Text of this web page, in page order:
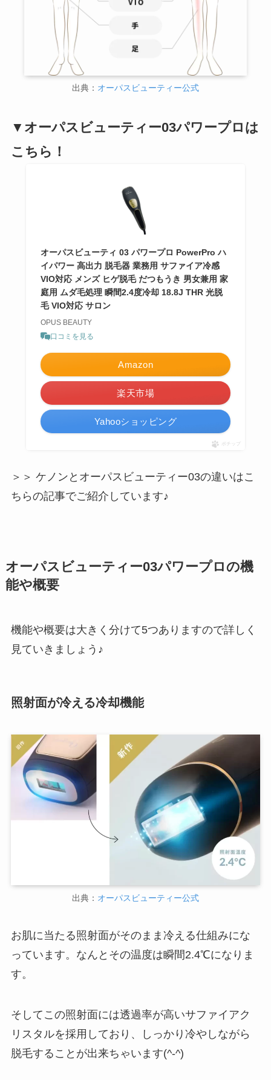
出典： オーパスビューティー公式
▼オーパスビューティー03パワープロは
こちら！
オーパスビューティ 03 パワープロ PowerPro ハ
イパワー 高出力 脱毛器 業務用 サファイア冷感
VIO対応 メンズ ヒゲ脱毛 だつもうき 男女兼用 家
庭用 ムダ毛処理 瞬間2.4度冷却 18.8J THR 光脱
毛 VIO対応 サロン
OPUS BEAUTY
口コミを見る
Amazon
楽天市場
Yahooショッピング
ポチップ
＞＞ ケノンとオーパスビューティー03の違いはこ
ちらの記事でご紹介しています♪
オーパスビューティー03パワープロの機
能や概要
機能や概要は大きく分けて5つありますので詳しく
見ていきましょう♪
照射面が冷える冷却機能
出典： オーパスビューティー公式
お肌に当たる照射面がそのまま冷える仕組みにな
っています。なんとその温度は瞬間2.4℃になりま
す。
そしてこの照射面には透過率が高いサファイアク
リスタルを採用しており、しっかり冷やしながら
脱毛することが出来ちゃいます(^-^)